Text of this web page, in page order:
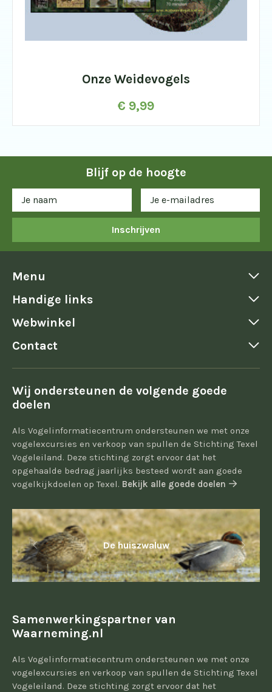
Onze Weidevogels
€ 9,99
Blijf op de hoogte
Inschrijven
Menu
Handige links
Webwinkel
Contact
Wij ondersteunen de volgende goede
doelen
Als Vogelinformatiecentrum ondersteunen we met onze
vogelexcursies en verkoop van spullen de Stichting Texel
Vogeleiland. Deze stichting zorgt ervoor dat het
opgehaalde bedrag jaarlijks besteed wordt aan goede
vogelkijkdoelen op Texel. Bekijk alle goede doelen
De huiszwaluw
Samenwerkingspartner van
Waarneming.nl
Als Vogelinformatiecentrum ondersteunen we met onze
vogelexcursies en verkoop van spullen de Stichting Texel
Vogeleiland. Deze stichting zorgt ervoor dat het